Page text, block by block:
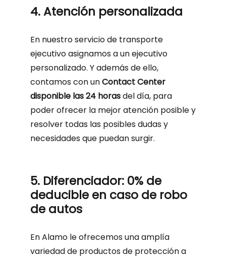
4. Atención personalizada
En nuestro servicio de transporte
ejecutivo asignamos a un ejecutivo
personalizado. Y además de ello,
contamos con unContact Center
disponible las 24 horasdel día, para
poder ofrecer la mejor atención posible y
resolver todas las posibles dudas y
necesidades que puedan surgir.
5. Diferenciador: 0% de
deducible en caso de robo
de autos
En Alamo le ofrecemos una amplía
variedad de productos de protección a